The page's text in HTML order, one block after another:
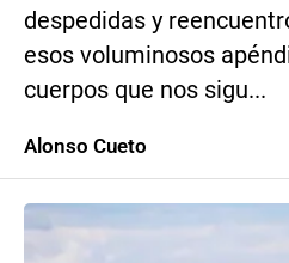
despedidas y
esos voluminosos
cuerpos que nos sigu...
Alonso Cueto